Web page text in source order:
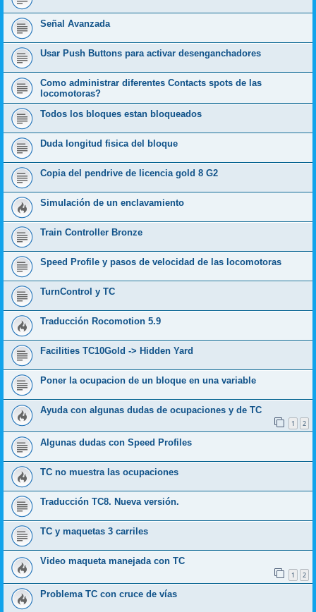
Señal Avanzada
Usar Push Buttons para activar desenganchadores
Como administrar diferentes Contacts spots de las
locomotoras?
Todos los bloques estan bloqueados
Duda longitud fisica del bloque
Copia del pendrive de licencia gold 8 G2
Simulación de un enclavamiento
Train Controller Bronze
Speed Profile y pasos de velocidad de las locomotoras
TurnControl y TC
Traducción Rocomotion 5.9
Facilities TC10Gold -> Hidden Yard
Poner la ocupacion de un bloque en una variable
Ayuda con algunas dudas de ocupaciones y de TC
1 2
Algunas dudas con Speed Profiles
TC no muestra las ocupaciones
Traducción TC8. Nueva versión.
TC y maquetas 3 carriles
Video maqueta manejada con TC
1 2
Problema TC con cruce de vías